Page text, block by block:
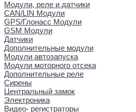
Модули, реле и датчики
CAN/LIN Модули
GPS/Глонасс Модули
GSM Модули
Датчики
Дополнительные модули
Модули автозапуска
Модули моторного отсека
Дополнительные реле
Сирены
Центральный замок
Электроника
Видео- регистраторы